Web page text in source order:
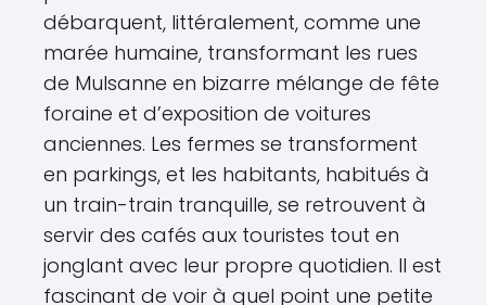
débarquent, littéralement, comme une
marée humaine, transformant les rues
de Mulsanne en bizarre mélange de fête
foraine et d’exposition de voitures
anciennes. Les fermes se transforment
en parkings, et les habitants, habitués à
un train-train tranquille, se retrouvent à
servir des cafés aux touristes tout en
jonglant avec leur propre quotidien. Il est
fascinant de voir à quel point une petite